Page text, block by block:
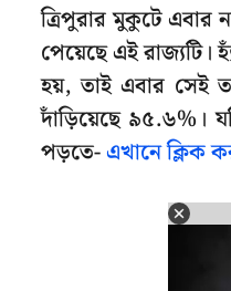
ত্রিপুরার মুকুটে এবার
পেয়েছে এই রাজ্যটি।
হয়, তাই এবার সেই
দাঁড়িয়েছে ৯৫.৬%।
পড়তে-এখানে ক্লিক